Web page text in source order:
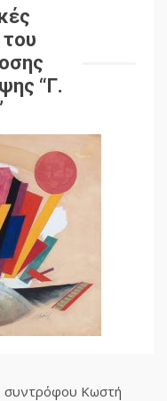
“Γ.
συντρόφου Κωστή